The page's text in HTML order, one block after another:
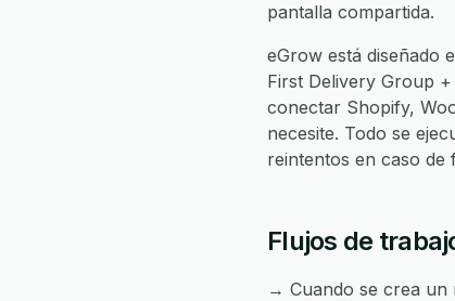
pantalla compartida.
eGrow está diseñado
First Delivery Group
conectar Shopify,
necesite. Todo se
reintentos en caso de
Flujos de
→ Cuando se crea un